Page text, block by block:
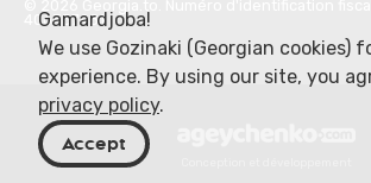
406357981
Gamardjoba!
We use Gozinaki (Georgian cookies)
experience. By using our site, you
privacy policy.
Accept